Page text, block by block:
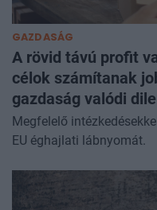
GAZDASÁG
A rövid távú profit
célok számítanak
gazdaság valódi
Megfelelő
EU éghajlati lábnyomát.